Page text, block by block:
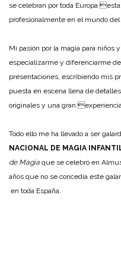
se celebran por toda Europa
profesionalmente en el mundo del
Mi pasión por la magia para niños
especializarme y diferenciarme
presentaciones, escribiendo mis
puesta en escena llena de
originales y una gran experiencia
Todo ello me ha llevado a ser
NACIONAL DE MAGIA
de Magia que se celebró en
años que no se concedía este
en toda España.